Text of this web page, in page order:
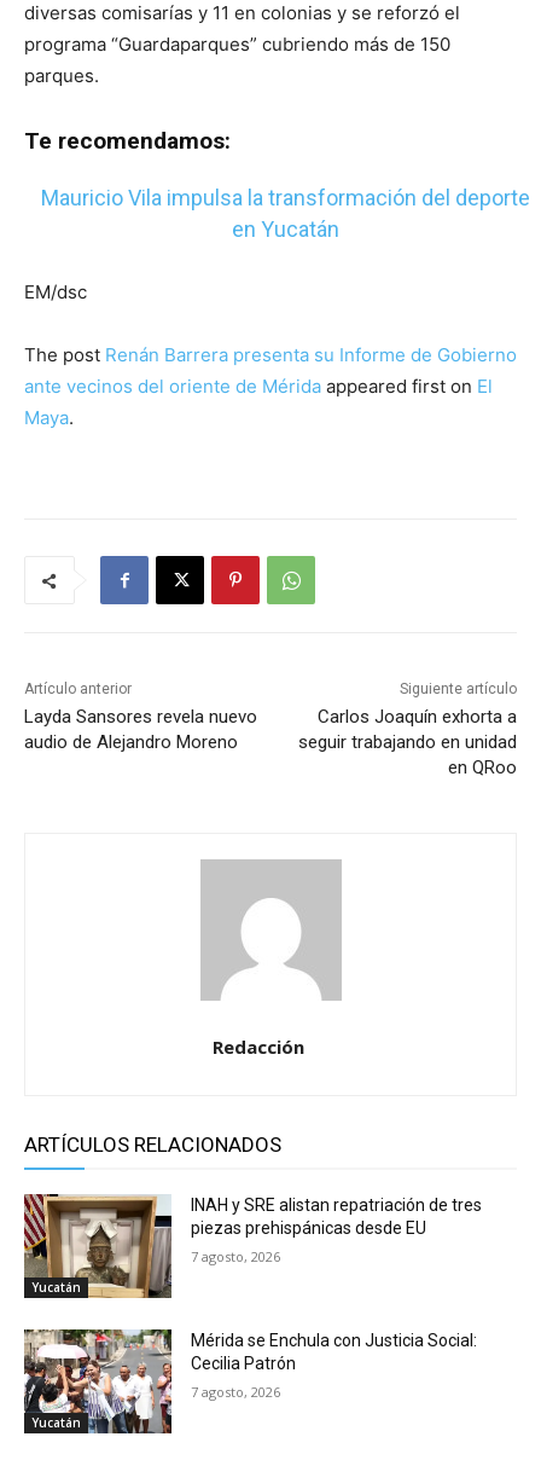
diversas comisarías y 11 en colonias y se reforzó el
programa “Guardaparques” cubriendo más de 150
parques.
Te recomendamos:
Mauricio Vila impulsa la transformación del deporte
en Yucatán
EM/dsc
The post Renán Barrera presenta su Informe de Gobierno
ante vecinos del oriente de Mérida appeared first on El
Maya.
Artículo anterior
Layda Sansores revela nuevo
audio de Alejandro Moreno
Siguiente artículo
Carlos Joaquín exhorta a
seguir trabajando en unidad
en QRoo
Redacción
ARTÍCULOS RELACIONADOS
Yucatán
INAH y SRE alistan repatriación de tres
piezas prehispánicas desde EU
7 agosto, 2026
Yucatán
Mérida se Enchula con Justicia Social:
Cecilia Patrón
7 agosto, 2026